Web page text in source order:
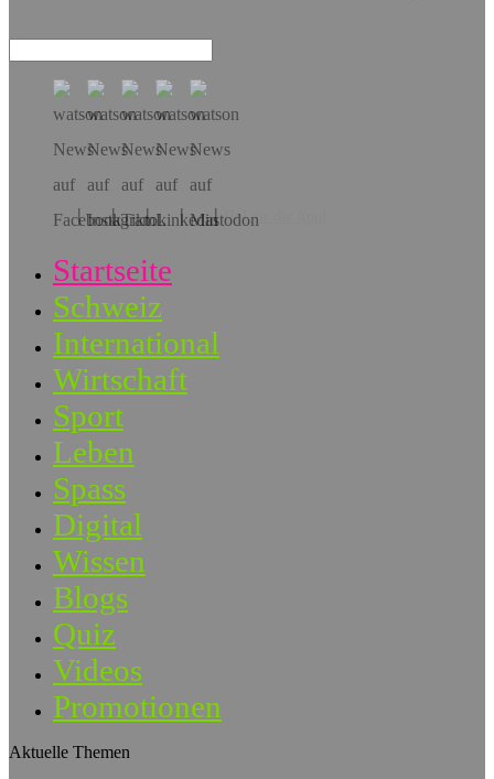
Hol dir die App!
Startseite
Schweiz
International
Wirtschaft
Sport
Leben
Spass
Digital
Wissen
Blogs
Quiz
Videos
Promotionen
Aktuelle Themen